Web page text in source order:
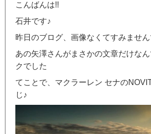
こんばんは!!
石井です♪
昨日のブログ、画像なくてすみませ
あの矢澤さんがまさかの文章だけな
クでした
てことで、マクラーレン セナの
じ♪